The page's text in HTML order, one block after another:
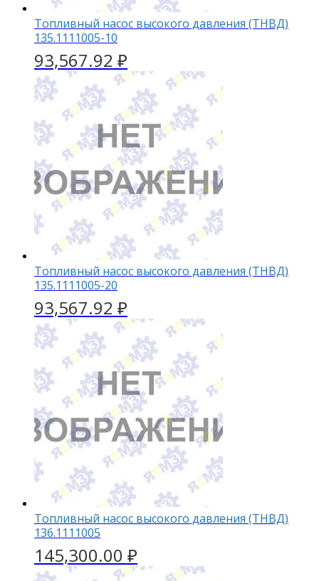
Топливный насос высокого давления (ТНВД)
135.1111005-10
93,567.92 ₽
Топливный насос высокого давления (ТНВД)
135.1111005-20
93,567.92 ₽
Топливный насос высокого давления (ТНВД)
136.1111005
145,300.00 ₽